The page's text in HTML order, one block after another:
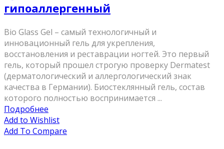
гипоаллергенный
Bio Glass Gel – самый технологичный и
инновационный гель для укрепления,
восстановления и реставрации ногтей. Это первый
гель, который прошел строгую проверку Dermatest
(дерматологический и аллергологический знак
качества в Германии). Биостеклянный гель, состав
которого полностью воспринимается ...
Подробнее
Add to Wishlist
Add To Compare